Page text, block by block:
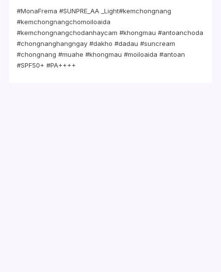
#MonaFrema #SUNPRE_AA _Light#kemchongnang
#kemchongnangchomoiloaida
#kemchongnangchodanhaycam #khongmau #antoanchoda
#chongnanghangngay #dakho #dadau #suncream
#chongnang #muahe #khongmau #moiloaida #antoan
#SPF50+ #PA++++